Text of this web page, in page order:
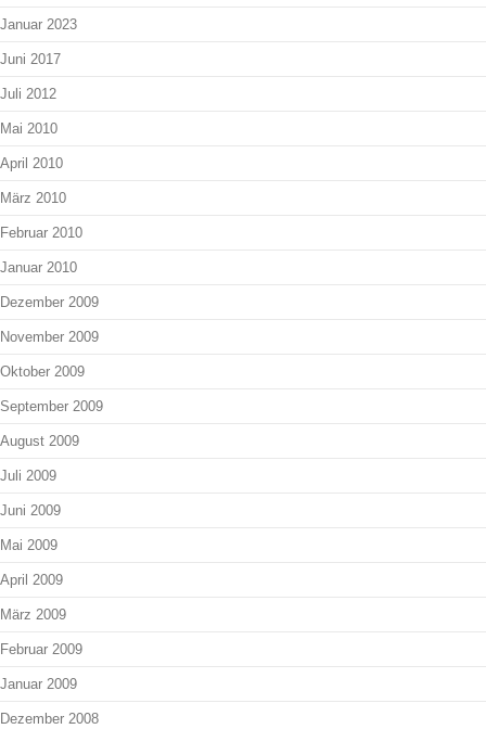
Januar 2023
Juni 2017
Juli 2012
Mai 2010
April 2010
März 2010
Februar 2010
Januar 2010
Dezember 2009
November 2009
Oktober 2009
September 2009
August 2009
Juli 2009
Juni 2009
Mai 2009
April 2009
März 2009
Februar 2009
Januar 2009
Dezember 2008